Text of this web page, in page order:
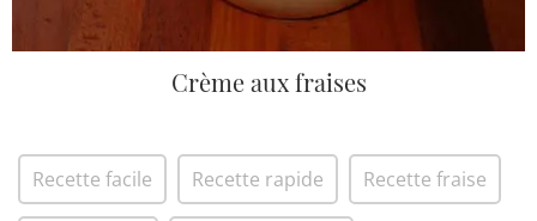
Crème aux fraises
Recette facile Recette rapide Recette fraise